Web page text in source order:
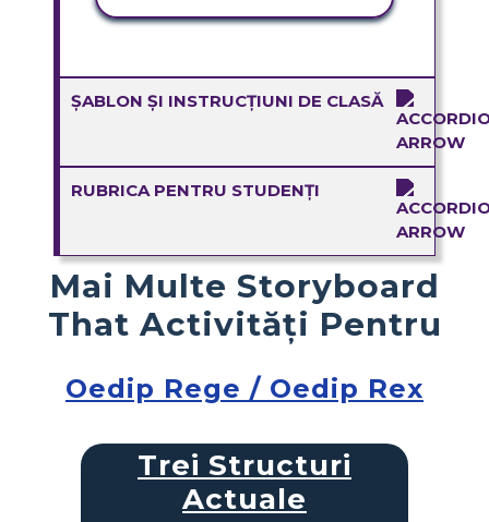
ȘABLON ȘI INSTRUCȚIUNI DE CLASĂ
RUBRICA PENTRU STUDENȚI
Mai Multe Storyboard
That Activități Pentru
Oedip Rege / Oedip Rex
Trei Structuri
Actuale